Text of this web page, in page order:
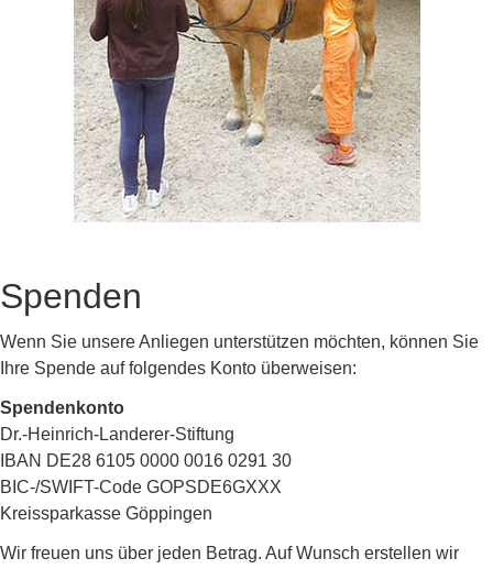
Spenden
Wenn Sie unsere Anliegen unterstützen möchten, können Sie
Ihre Spende auf folgendes Konto überweisen:
Spendenkonto
Dr.-Heinrich-Landerer-Stiftung
IBAN DE28 6105 0000 0016 0291 30
BIC-/SWIFT-Code GOPSDE6GXXX
Kreissparkasse Göppingen
Wir freuen uns über jeden Betrag. Auf Wunsch erstellen wir